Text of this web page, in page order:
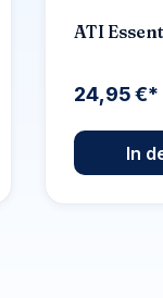
ATI
24,95 €*
In